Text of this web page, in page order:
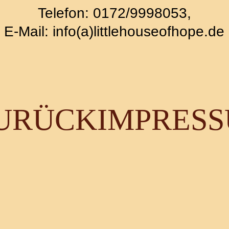
Telefon: 0172/9998053,
E-Mail: info(a)littlehouseofhope.de